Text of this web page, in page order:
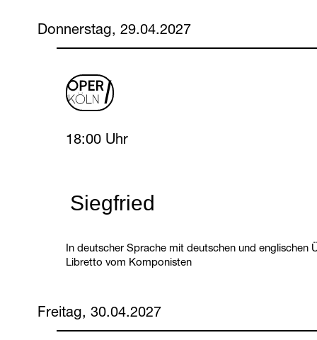
Donnerstag, 29.04.2027
Siegfried
In deutscher Sprache mit deutschen und englischen
Libretto vom Komponisten
Thursday, 29 April 2027
18:00 Uhr
oper
Freitag, 30.04.2027